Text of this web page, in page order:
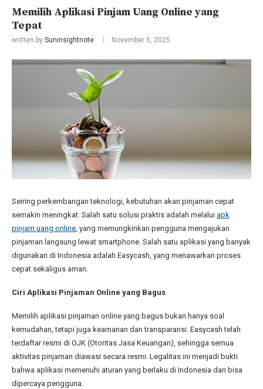
Memilih Aplikasi Pinjam Uang Online yang
Tepat
written by Suninsightnote November 5, 2025
Seiring perkembangan teknologi, kebutuhan akan pinjaman cepat
semakin meningkat. Salah satu solusi praktis adalah melalui apk
pinjam uang online, yang memungkinkan pengguna mengajukan
pinjaman langsung lewat smartphone. Salah satu aplikasi yang banyak
digunakan di Indonesia adalah Easycash, yang menawarkan proses
cepat sekaligus aman.
Ciri Aplikasi Pinjaman Online yang Bagus
Memilih aplikasi pinjaman online yang bagus bukan hanya soal
kemudahan, tetapi juga keamanan dan transparansi. Easycash telah
terdaftar resmi di OJK (Otoritas Jasa Keuangan), sehingga semua
aktivitas pinjaman diawasi secara resmi. Legalitas ini menjadi bukti
bahwa aplikasi memenuhi aturan yang berlaku di Indonesia dan bisa
dipercaya pengguna.